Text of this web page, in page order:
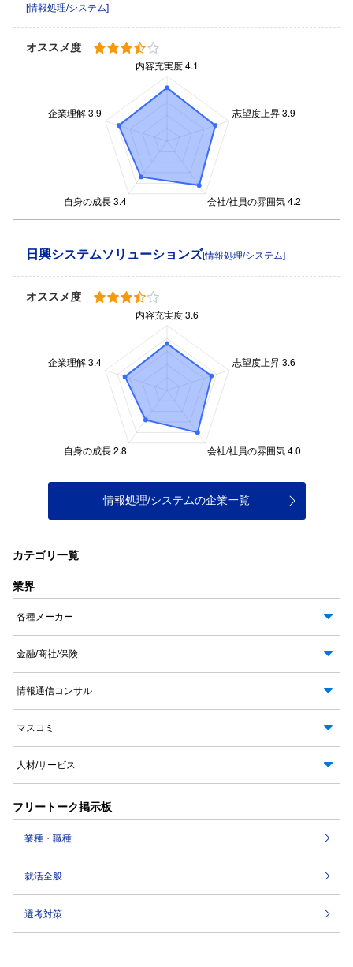
[情報処理/システム]
オススメ度
日興システムソリューションズ[情報処理/システム]
オススメ度
情報処理/システムの企業一覧
カテゴリ一覧
業界
各種メーカー
金融/商社/保険
情報通信コンサル
マスコミ
人材/サービス
フリートーク掲示板
業種・職種
就活全般
選考対策